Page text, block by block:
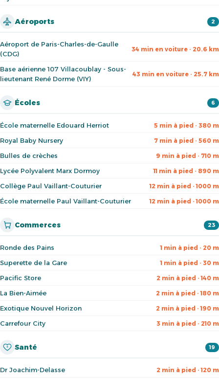
Aéroports 2
Aéroport de Paris-Charles-de-Gaulle
(CDG)
34 min en voiture · 20.6 km
Base aérienne 107 Villacoublay - Sous-
lieutenant René Dorme (VIY)
43 min en voiture · 25.7 km
Écoles 6
École maternelle Edouard Herriot 5 min à pied · 380 m
Royal Baby Nursery 7 min à pied · 560 m
Bulles de crèches 9 min à pied · 710 m
Lycée Polyvalent Marx Dormoy 11 min à pied · 890 m
Collège Paul Vaillant-Couturier 12 min à pied · 1000 m
École maternelle Paul Vaillant-Couturier 12 min à pied · 1000 m
Commerces 23
Ronde des Pains 1 min à pied · 20 m
Superette de la Gare 1 min à pied · 30 m
Pacific Store 2 min à pied · 140 m
La Bien-Aimée 2 min à pied · 180 m
Exotique Nouvel Horizon 2 min à pied · 190 m
Carrefour City 3 min à pied · 210 m
Santé 19
Dr Joachim-Delasse 2 min à pied · 120 m